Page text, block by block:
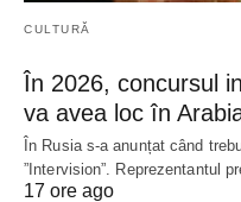
CULTURĂ
În 2026, concursul
va avea loc în
În Rusia s-a anunțat când
”Intervision”. Reprezentantul
17 ore ago